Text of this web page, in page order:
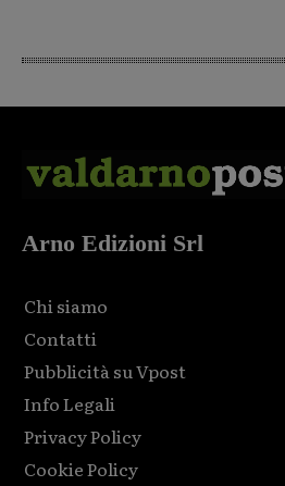
Arno Edizioni Srl
Chi siamo
Contatti
Pubblicità su Vpost
Info Legali
Privacy Policy
Cookie Policy